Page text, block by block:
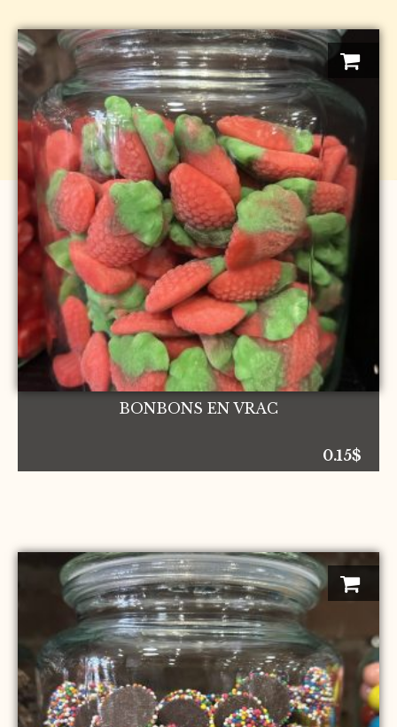
BONBONS EN VRAC
0.15$